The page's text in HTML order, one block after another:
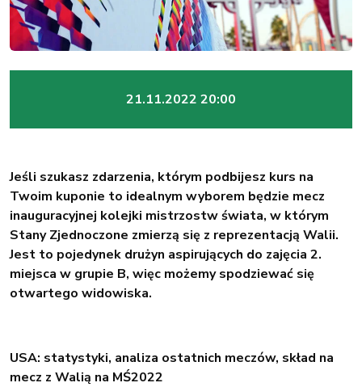
21.11.2022 20:00
Jeśli szukasz zdarzenia, którym podbijesz kurs na
Twoim kuponie to idealnym wyborem będzie mecz
inauguracyjnej kolejki mistrzostw świata, w którym
Stany Zjednoczone zmierzą się z reprezentacją Walii.
Jest to pojedynek drużyn aspirujących do zajęcia 2.
miejsca w grupie B, więc możemy spodziewać się
otwartego widowiska.
USA: statystyki, analiza ostatnich meczów, skład na
mecz z Walią na MŚ2022